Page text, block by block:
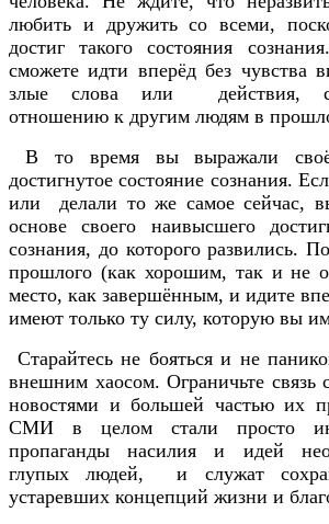
любить и дружить со всеми,
достиг такого состояния
сможете идти вперёд без
злые слова или действия,
отношению к другим людям в
В то время вы выражали
достигнутое состояние сознания.
или делали то же самое сейчас,
основе своего наивысшего
сознания, до которого развились.
прошлого (как хорошим, так и не
место, как завершённым, и идите
имеют только ту силу, которую вы
Старайтесь не бояться и не
внешним хаосом. Ограничьте связь
новостями и большей частью их
СМИ в целом стали просто
пропаганды насилия и идей
глупых людей, и служат
устаревших концепций жизни и